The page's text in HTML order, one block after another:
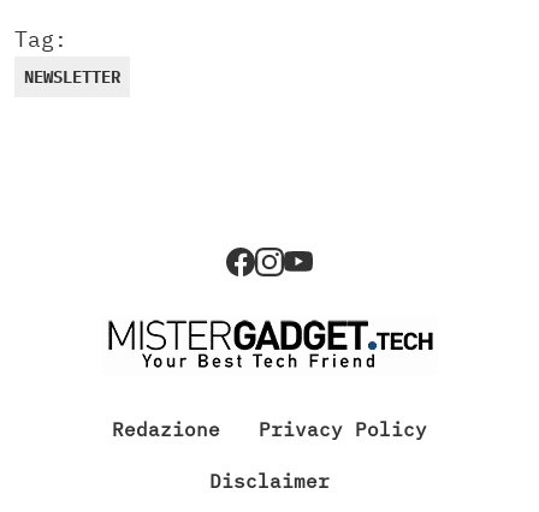
Tag:
NEWSLETTER
Redazione Privacy Policy
Disclaimer